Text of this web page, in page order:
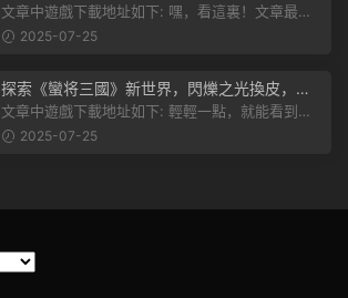
市，感受未來世界的震撼
文章中遊戲下載地址如下: 嘿，看這裏！文章最後
有個圖片，點一下就能加入我們的...
2025-07-25
探索《蠻将三國》新世界，閃爍之光換皮，共
赴手遊盛宴！
文章中遊戲下載地址如下: 輕輕一點，就能看到原
文。 滑動一下屏幕，就能看到...
2025-07-25